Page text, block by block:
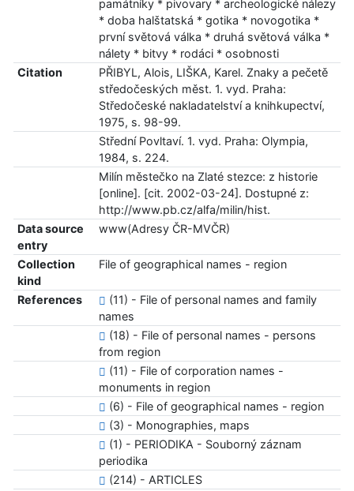
památníky * pivovary * archeologické nálezy
* doba halštatská * gotika * novogotika *
první světová válka * druhá světová válka *
nálety * bitvy * rodáci * osobnosti
Citation
PŘIBYL, Alois, LIŠKA, Karel. Znaky a pečetě
středočeských měst. 1. vyd. Praha:
Středočeské nakladatelství a knihkupectví,
1975, s. 98-99.
Střední Povltaví. 1. vyd. Praha: Olympia,
1984, s. 224.
Milín městečko na Zlaté stezce: z historie
[online]. [cit. 2002-03-24]. Dostupné z:
http://www.pb.cz/alfa/milin/hist.
Data source
entry
www(Adresy ČR-MVČR)
Collection
kind
File of geographical names - region
References
(11) - File of personal names and family
names
(18) - File of personal names - persons
from region
(11) - File of corporation names -
monuments in region
(6) - File of geographical names - region
(3) - Monographies, maps
(1) - PERIODIKA - Souborný záznam
periodika
(214) - ARTICLES